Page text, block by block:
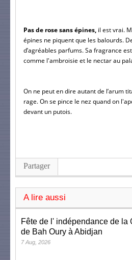
Pas de rose sans épines, il est vrai.
épines ne piquent que les balourds.
d’agréables parfums. Sa fragrance
comme l'ambroisie et le nectar au
On ne peut en dire autant de l’arum
rage. On se pince le nez quand on
devant un putois.
Partager
A lire aussi
Fête de l' indépendance de la
de Bah Oury à Abidjan
7 Aug, 2026